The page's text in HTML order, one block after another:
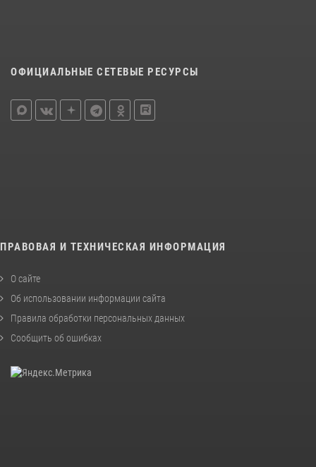
ОФИЦИАЛЬНЫЕ СЕТЕВЫЕ РЕСУРСЫ
ПРАВОВАЯ И ТЕХНИЧЕСКАЯ ИНФОРМАЦИЯ
О сайте
Об использовании информации сайта
Правила обработки персональных данных
Сообщить об ошибках